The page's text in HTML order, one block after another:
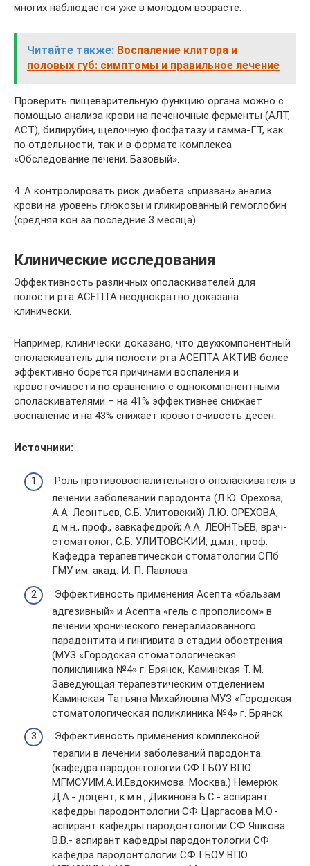
многих наблюдается уже в молодом возрасте.
Читайте также: Воспаление клитора и
половых губ: симптомы и правильное лечение
Проверить пищеварительную функцию органа можно с
помощью анализа крови на печеночные ферменты (АЛТ,
АСТ), билирубин, щелочную фосфатазу и гамма-ГТ, как
по отдельности, так и в формате комплекса
«Обследование печени. Базовый».
4. А контролировать риск диабета «призван» анализ
крови на уровень глюкозы и гликированный гемоглобин
(средняя кон за последние 3 месяца).
Клинические исследования
Эффективность различных ополаскивателей для
полости рта АСЕПТА неоднократно доказана
клинически.
Например, клинически доказано, что двухкомпонентный
ополаскиватель для полости рта АСЕПТА АКТИВ более
эффективно борется причинами воспаления и
кровоточивости по сравнению с однокомпонентными
ополаскивателями – на 41% эффективнее снижает
воспаление и на 43% снижает кровоточивость дёсен.
Источники:
Роль противовоспалительного ополаскивателя в
лечении заболеваний пародонта (Л.Ю. Орехова,
А.А. Леонтьев, С.Б. Улитовский) Л.Ю. ОРЕХОВА,
д.м.н., проф., завкафедрой; А.А. ЛЕОНТЬЕВ, врач-
стоматолог; С.Б. УЛИТОВСКИЙ, д.м.н., проф.
Кафедра терапевтической стоматологии СПб
ГМУ им. акад. И. П. Павлова
Эффективность применения Асепта «бальзам
адгезивный» и Асепта «гель с прополисом» в
лечении хронического генерализованного
парадонтита и гингивита в стадии обострения
(МУЗ «Городская стоматологическая
поликлиника №4» г. Брянск, Каминская Т. М.
Заведующая терапевтическим отделением
Каминская Татьяна Михайловна МУЗ «Городская
стоматологическая поликлиника №4» г. Брянск
Эффективность применения комплексной
терапии в лечении заболеваний пародонта.
(кафедра пародонтологии СФ ГБОУ ВПО
МГМСУИМ.А.И.Евдокимова. Москва.) Немерюк
Д.А.- доцент, к.м.н., Дикинова Б.С.- аспирант
кафедры пародонтологии СФ Царгасова М.О.-
аспирант кафедры пародонтологии СФ Яшкова
В.В.- аспирант кафедры пародонтологии СФ
кафедра пародонтологии СФ ГБОУ ВПО